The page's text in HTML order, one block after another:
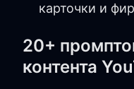
карточки и
20+
контента